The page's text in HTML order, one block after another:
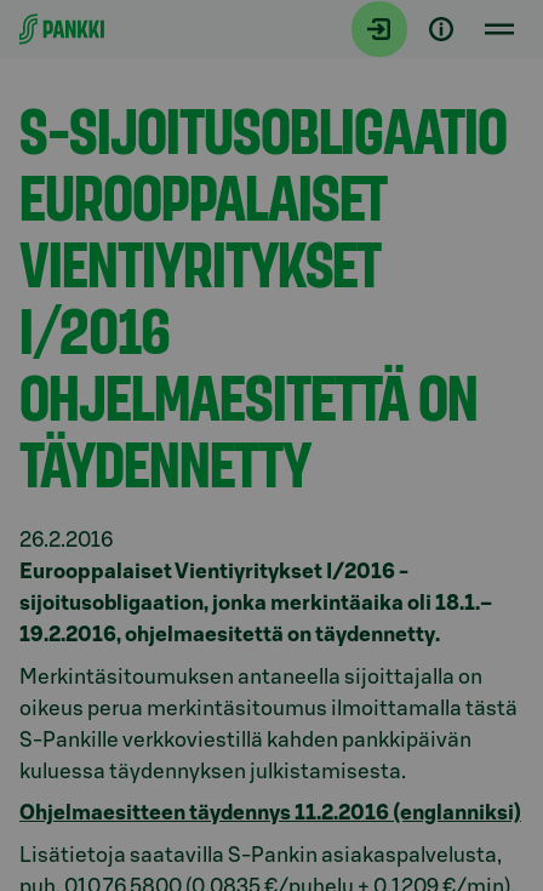
Siirry suoraan sisältöön
Tiedotteet
S-SIJOITUSOBLIGAATIO
EUROOPPALAISET
VIENTIYRITYKSET
I/2016
OHJELMAESITETTÄ ON
TÄYDENNETTY
26.2.2016
Eurooppalaiset Vientiyritykset I/2016 -
sijoitusobligaation, jonka merkintäaika oli 18.1.–
19.2.2016, ohjelmaesitettä on täydennetty.
Merkintäsitoumuksen antaneella sijoittajalla on
oikeus perua merkintäsitoumus ilmoittamalla tästä
S-Pankille verkkoviestillä kahden pankkipäivän
kuluessa täydennyksen julkistamisesta.
Ohjelmaesitteen täydennys 11.2.2016 (englanniksi)
Lisätietoja saatavilla S-Pankin asiakaspalvelusta,
puh. 010 76 5800 (0,0835 €/puhelu + 0,1209 €/min).